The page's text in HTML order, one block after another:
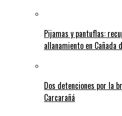
Pijamas y pantuflas:
allanamiento en Cañada
Dos detenciones por la
Carcarañá